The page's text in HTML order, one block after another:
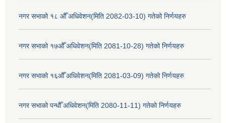
नगर सभाको १८ औँ अधिवेशन(मिति 2082-03-10) गतेको निर्णयहरु
नगर सभाको १७औँ अधिवेशन(मिति 2081-10-28) गतेको निर्णयहरु
नगर सभाको १६औँ अधिवेशन(मिति 2081-03-09) गतेको निर्णयहरु
नगर सभाको पन्धौँ अधिवेशन(मिति 2080-11-11) गतेको निर्णयहरु